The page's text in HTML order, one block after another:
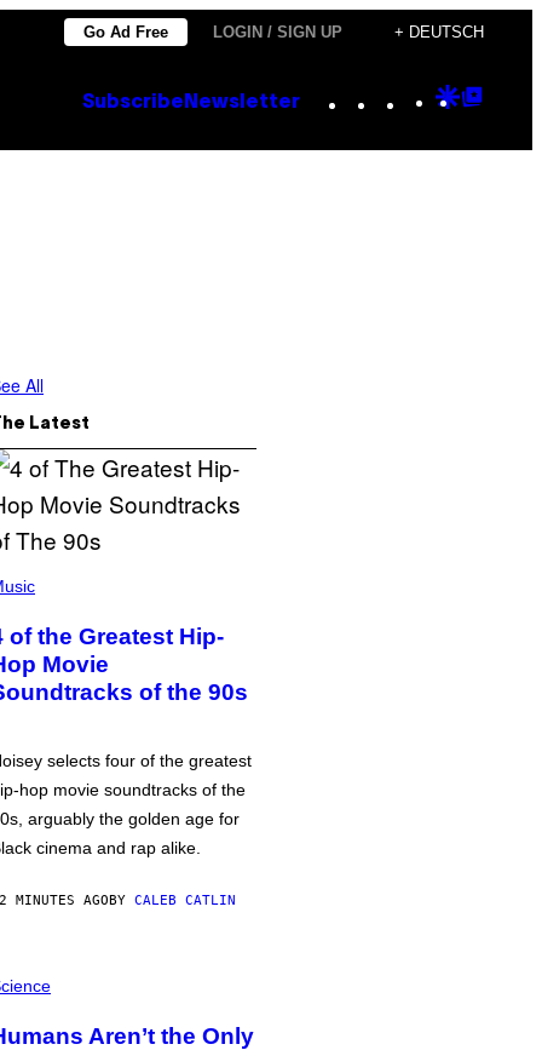
Go Ad Free LOGIN / SIGN UP + DEUTSCH
Subscribe Newsletter Instagram
TikTok
YouTube
Google
All
Latest
of the Greatest Hip-
Movie
of the 90s
selects four of the greatest
hop movie soundtracks of the
arguably the golden age for
cinema and rap alike.
MINUTES AGOBY CALEB CATLIN
Aren’t the Only